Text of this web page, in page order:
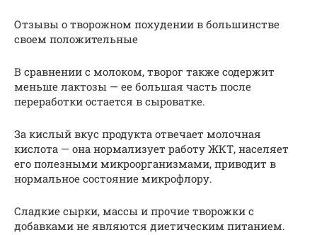
Отзывы о творожном похудении в большинстве
своем положительные
В сравнении с молоком, творог также содержит
меньше лактозы — ее большая часть после
переработки остается в сыроватке.
За кислый вкус продукта отвечает молочная
кислота — она нормализует работу ЖКТ, населяет
его полезными микроорганизмами, приводит в
нормальное состояние микрофлору.
Сладкие сырки, массы и прочие творожки с
добавками не являются диетическим питанием.